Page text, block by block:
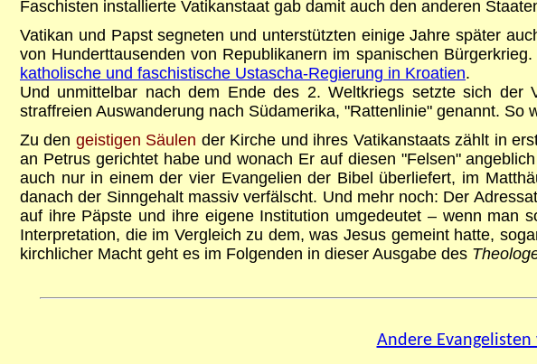
Faschisten installierte Vatikanstaat gab damit auch den anderen
Vatikan und Papst segneten und unterstützten einige Jahre später
von Hunderttausenden von Republikanern im spanischen
katholische und faschistische Ustascha-Regierung in Kroatien.
Und unmittelbar nach dem Ende des 2. Weltkriegs setzte sich
straffreien Auswanderung nach Südamerika, "Rattenlinie" genannt.
Zu den geistigen Säulen der Kirche und ihres Vatikanstaats zählt in
an Petrus gerichtet habe und wonach Er auf diesen "Felsen"
auch nur in einem der vier Evangelien der Bibel überliefert, im
danach der Sinngehalt massiv verfälscht. Und mehr noch: Der
auf ihre Päpste und ihre eigene Institution umgedeutet – wenn man
Interpretation, die im Vergleich zu dem, was Jesus gemeint hatte,
kirchlicher Macht geht es im Folgenden in dieser Ausgabe des
Andere